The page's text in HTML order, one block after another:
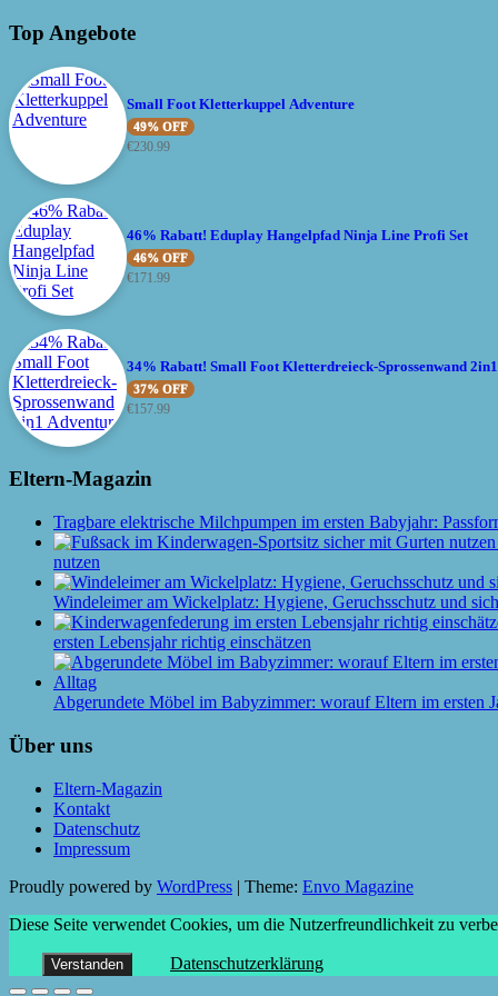
Top Angebote
Small Foot Kletterkuppel Adventure
49% OFF
€230.99
46% Rabatt! Eduplay Hangelpfad Ninja Line Profi Set
46% OFF
€171.99
34% Rabatt! Small Foot Kletterdreieck-Sprossenwand
37% OFF
€157.99
Eltern-Magazin
Tragbare elektrische Milchpumpen im ersten Babyjahr:
nutzen
Windeleimer am Wickelplatz: Hygiene, Geruchsschutz und
ersten Lebensjahr richtig einschätzen
Abgerundete Möbel im Babyzimmer: worauf Eltern im ersten
Über uns
Eltern-Magazin
Kontakt
Datenschutz
Impressum
Proudly powered by WordPress | Theme: Envo Magazine
Diese Seite verwendet Cookies, um die Nutzerfreundlichkeit zu
Verstanden Datenschutzerklärung